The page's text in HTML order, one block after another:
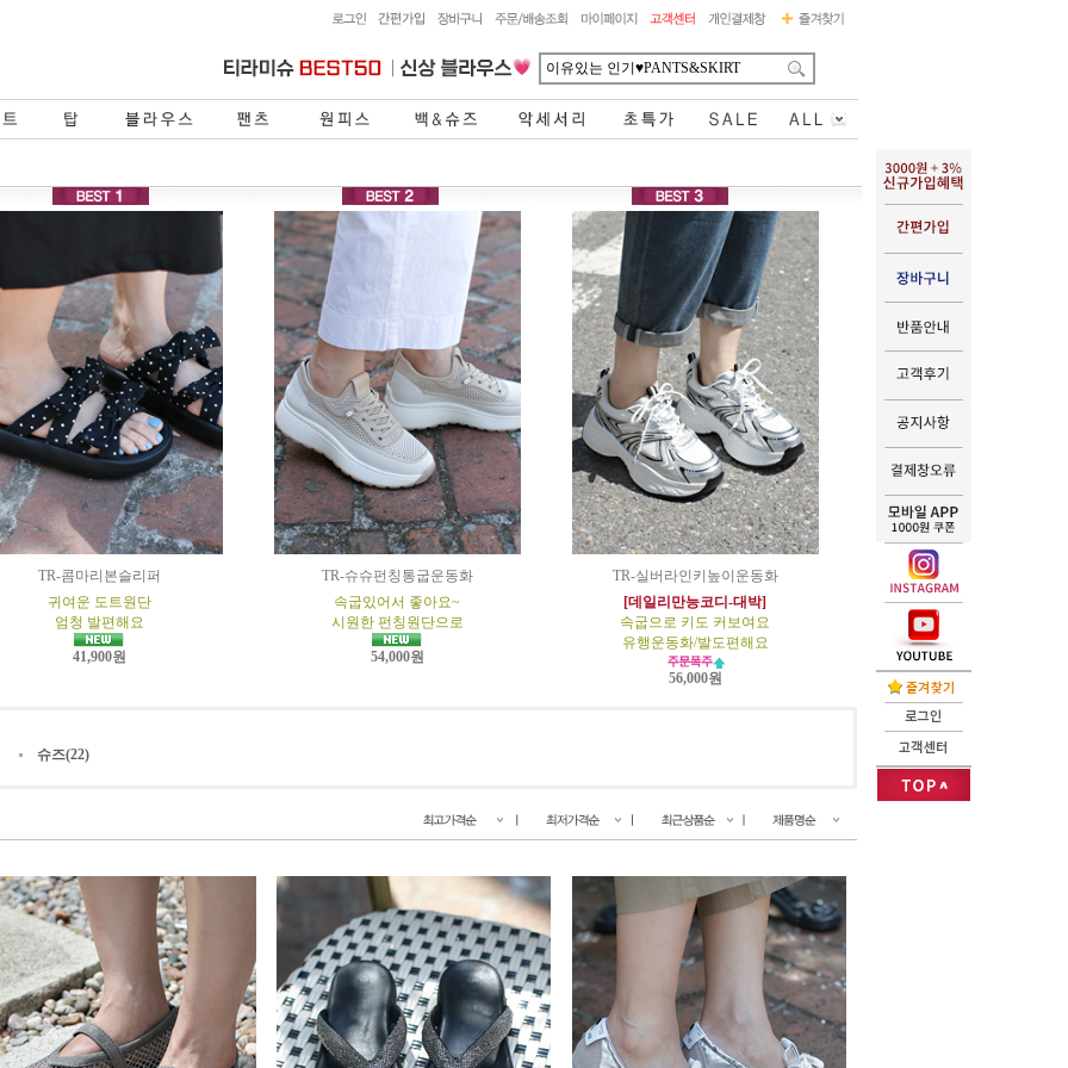
TR-콤마리본슬리퍼
귀여운 도트원단
엄청 발편해요
41,900원
TR-슈슈펀칭통굽운동화
속굽있어서 좋아요~
시원한 펀칭원단으로
54,000원
TR-실버라인키높이운동화
[데일리만능코디-대박]
속굽으로 키도 커보여요
유행운동화/발도편해요
56,000원
슈즈(22)